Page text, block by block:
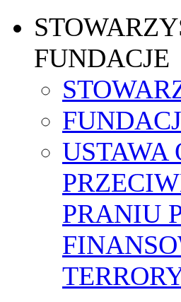
FUNDACJE
USTAWA
PRANIU